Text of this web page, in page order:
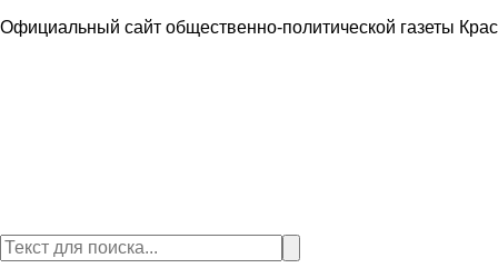
Официальный сайт общественно-политической газеты